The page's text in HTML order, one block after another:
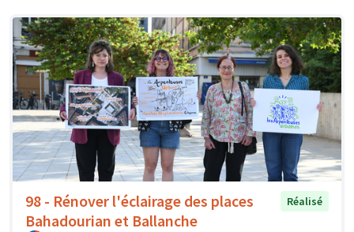
98 - Rénover l'éclairage des places
Bahadourian et Ballanche
Réalisé